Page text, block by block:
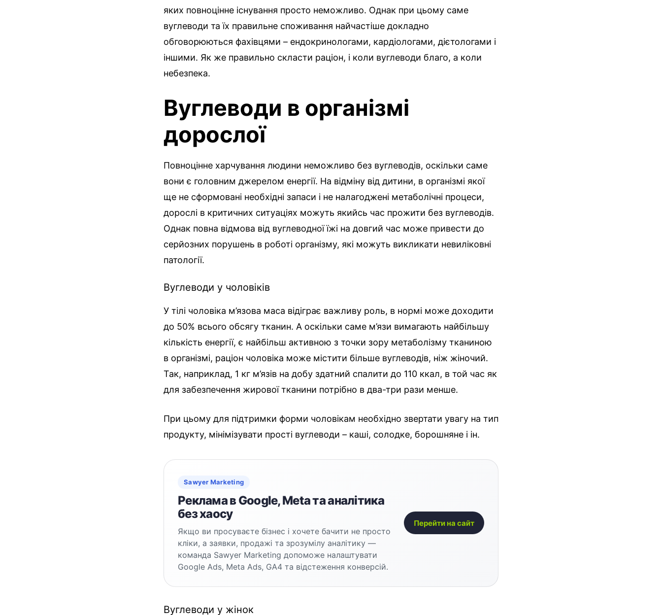
яких повноцінне існування просто неможливо. Однак при цьому саме
вуглеводи та їх правильне споживання найчастіше докладно
обговорюються фахівцями – ендокринологами, кардіологами, дієтологами і
іншими. Як же правильно скласти раціон, і коли вуглеводи благо, а коли
небезпека.
Вуглеводи в організмі
дорослої
Повноцінне харчування людини неможливо без вуглеводів, оскільки саме
вони є головним джерелом енергії. На відміну від дитини, в організмі якої
ще не сформовані необхідні запаси і не налагоджені метаболічні процеси,
дорослі в критичних ситуаціях можуть якийсь час прожити без вуглеводів.
Однак повна відмова від вуглеводної їжі на довгий час може привести до
серйозних порушень в роботі організму, які можуть викликати невиліковні
патології.
Вуглеводи у чоловіків
У тілі чоловіка м’язова маса відіграє важливу роль, в нормі може доходити
до 50% всього обсягу тканин. А оскільки саме м’язи вимагають найбільшу
кількість енергії, є найбільш активною з точки зору метаболізму тканиною
в організмі, раціон чоловіка може містити більше вуглеводів, ніж жіночий.
Так, наприклад, 1 кг м’язів на добу здатний спалити до 110 ккал, в той час як
для забезпечення жирової тканини потрібно в два-три рази менше.
При цьому для підтримки форми чоловікам необхідно звертати увагу на тип
продукту, мінімізувати прості вуглеводи – каші, солодке, борошняне і ін.
Sawyer Marketing
Реклама в Google, Meta та аналітика
без хаосу
Якщо ви просуваєте бізнес і хочете бачити не просто
кліки, а заявки, продажі та зрозумілу аналітику —
команда Sawyer Marketing допоможе налаштувати
Google Ads, Meta Ads, GA4 та відстеження конверсій.
Перейти на сайт
Вуглеводи у жінок